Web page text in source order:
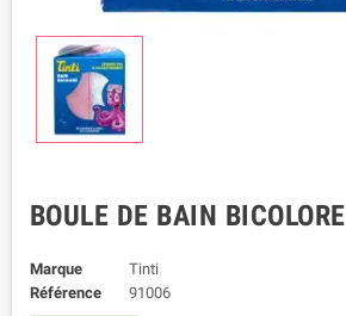
BOULE DE BAIN BICOLORE
Marque
Tinti
Référence
91006